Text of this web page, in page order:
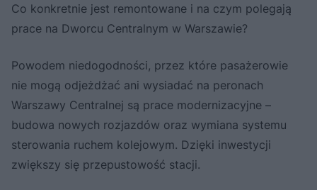
Co konkretnie jest remontowane i na czym polegają
prace na Dworcu Centralnym w Warszawie?
Powodem niedogodności, przez które pasażerowie
nie mogą odjeżdżać ani wysiadać na peronach
Warszawy Centralnej są prace modernizacyjne –
budowa nowych rozjazdów oraz wymiana systemu
sterowania ruchem kolejowym. Dzięki inwestycji
zwiększy się przepustowość stacji.